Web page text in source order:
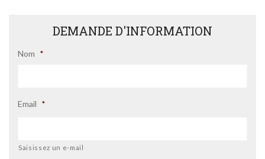
DEMANDE D'INFORMATION
Nom *
Email *
Saisissez un e-mail